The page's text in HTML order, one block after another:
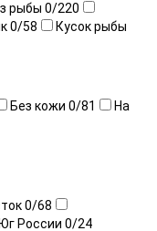
рыбы 0/220
0/58
Кусок рыбы
Без кожи 0/81
На
0/68
Юг России 0/24